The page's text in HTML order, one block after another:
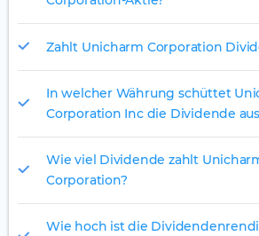
Zahlt Unicharm Corporation
In welcher Währung schüttet
Corporation Inc die Dividende
Wie viel Dividende zahlt
Corporation?
Wie hoch ist die